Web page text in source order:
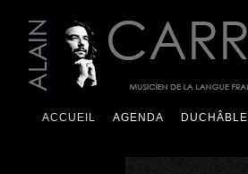
ACCUEIL AGENDA DUCHÂBLE